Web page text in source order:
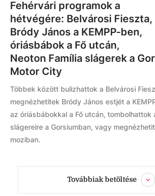
Fehérvári programok a
hétvégére: Belvárosi Fieszta,
Bródy János a KEMPP-ben,
óriásbábok a Fő utcán,
Neoton Família slágerek a
Motor City
Többek között bulizhattok a Belvárosi
megnézhetitek Bródy János estjét a
az óriásbábokkal a Fő utcán, tombolhattok
slágereire a Gorsiumban, vagy
moziban.
Továbbiak betöltése